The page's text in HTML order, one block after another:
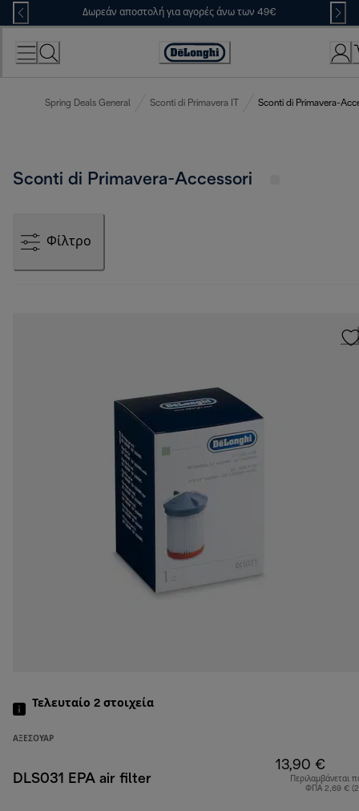
Skip
to
Content
Δωρεάν αποστολή για αγορές άνω των 49€
Accessibility
Spring Deals General Sconti di Primavera IT Sconti di Primavera-
Sconti di Primavera-Accessori
Φίλτρο
Τελευταίο 2 στοιχεία
ΑΞΕΣΟΥΆΡ
DLS031 EPA air filter
13,90 €
Περιλαμβάνεται
ΦΠΑ 2,69 €